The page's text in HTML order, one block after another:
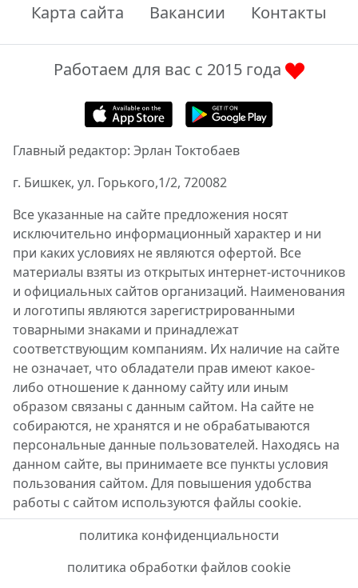
Карта сайта
Вакансии Контакты
Работаем для вас с 2015 года
Главный редактор: Эрлан Токтобаев
г. Бишкек, ул. Горького,1/2, 720082
Все указанные на сайте предложения носят
исключительно информационный характер и ни
при каких условиях не являются офертой. Все
материалы взяты из открытых интернет-источников
и официальных сайтов организаций. Наименования
и логотипы являются зарегистрированными
товарными знаками и принадлежат
соответствующим компаниям. Их наличие на сайте
не означает, что обладатели прав имеют какое-
либо отношение к данному сайту или иным
образом связаны с данным сайтом. На сайте не
собираются, не хранятся и не обрабатываются
персональные данные пользователей. Находясь на
данном сайте, вы принимаете все пункты условия
пользования сайтом. Для повышения удобства
работы с сайтом используются файлы cookie.
политика конфиденциальности
политика обработки файлов cookie